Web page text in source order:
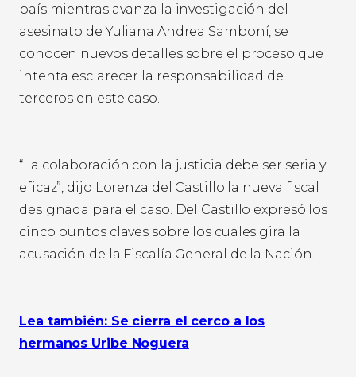
país mientras avanza la investigación del
asesinato de Yuliana Andrea Samboní, se
conocen nuevos detalles sobre el proceso que
intenta esclarecer la responsabilidad de
terceros en este caso.
“La colaboración con la justicia debe ser seria y
eficaz”, dijo Lorenza del Castillo la nueva fiscal
designada para el caso. Del Castillo expresó los
cinco puntos claves sobre los cuales gira la
acusación de la Fiscalía General de la Nación.
Lea también: Se cierra el cerco a los
hermanos Uribe Noguera